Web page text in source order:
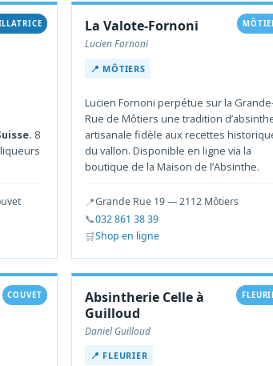
8
La Valote-Fornoni
Lucien Fornoni
📍 MÔTIERS
Lucien Fornoni perpétue sur la
Rue de Môtiers une tradition
artisanale fidèle aux recettes
du vallon. Disponible en ligne via la
boutique de la Maison de l’Absinthe.
📍Grande Rue 19 — 2112 Môtiers
📞032 861 38 39
🛒Shop en ligne
COUVET
Absintherie Celle à
Guilloud
Daniel Guilloud
📍 FLEURIER